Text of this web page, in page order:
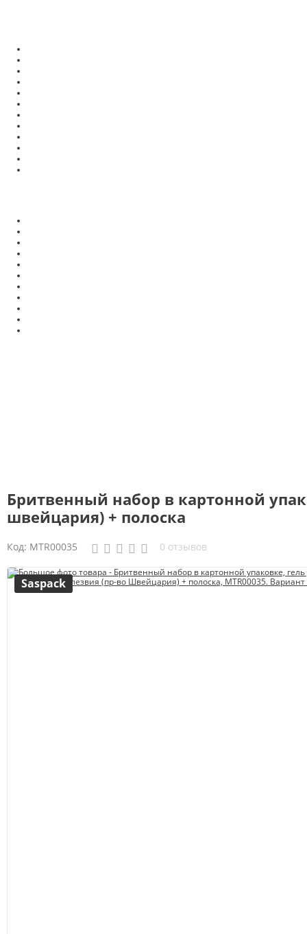
Бритвенный набор в картонной
швейцария) + полоска
Код: MTR00035 0 отзывов
Saspack